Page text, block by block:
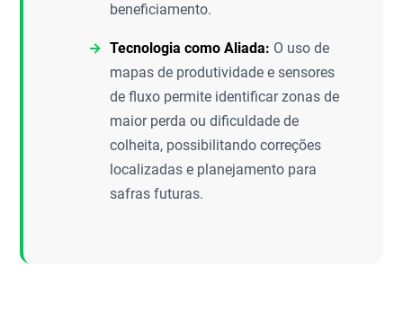
beneficiamento.
Tecnologia como Aliada: O uso de
mapas de produtividade e sensores
de fluxo permite identificar zonas de
maior perda ou dificuldade de
colheita, possibilitando correções
localizadas e planejamento para
safras futuras.